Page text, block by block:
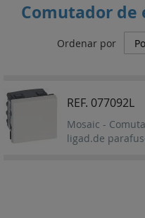
Comutador de
Ordenar por
REF. 077092L
Mosaic -
ligad.de